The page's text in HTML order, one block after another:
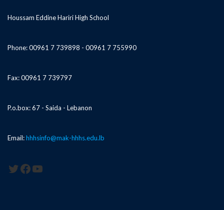
Houssam Eddine Hariri High School
Phone: 00961 7 739898 - 00961 7 755990
Fax: 00961 7 739797
P.o.box: 67 - Saida - Lebanon
Email:hhhsinfo@mak-hhhs.edu.lb
Twitter
Facebook
YouTube